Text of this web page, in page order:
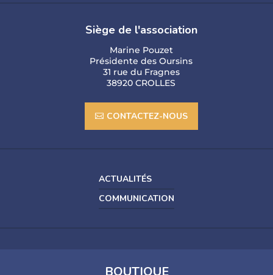
Siège de l'association
Marine Pouzet
Présidente des Oursins
31 rue du Fragnes
38920 CROLLES
CONTACTEZ-NOUS
ACTUALITÉS
COMMUNICATION
BOUTIQUE